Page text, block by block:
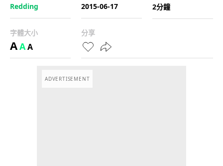
Redding
2015-06-17
2分鐘
字體大小
AAA
分享
ADVERTISEMENT